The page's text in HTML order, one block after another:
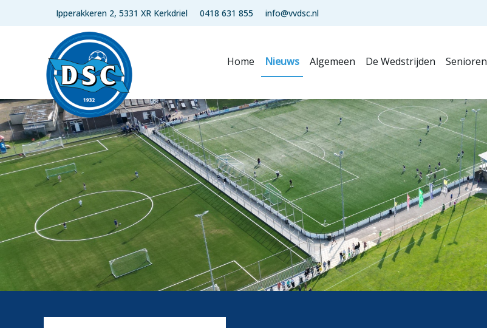
Ipperakkeren 2, 5331 XR Kerkdriel 0418 631 855 info@vvdsc.nl
Home Nieuws Algemeen De Wedstrijden Senioren